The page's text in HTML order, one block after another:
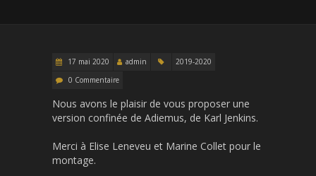
17 mai 2020 admin
2019-2020
0 Commentaire
Nous avons le plaisir de vous proposer une
version confinée de Adiemus, de Karl Jenkins.
Merci à Elise Leneveu et Marine Collet pour le
montage.